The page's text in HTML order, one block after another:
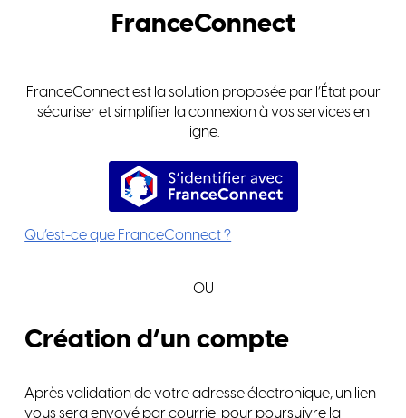
FranceConnect
FranceConnect est la solution proposée par l’État pour
sécuriser et simplifier la connexion à vos services en
ligne.
S’identifier avec
Qu’est-ce que FranceConnect ?
Création d’un compte
Après validation de votre adresse électronique, un lien
vous sera envoyé par courriel pour poursuivre la